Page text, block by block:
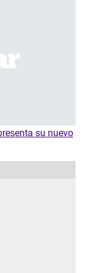
su nuevo